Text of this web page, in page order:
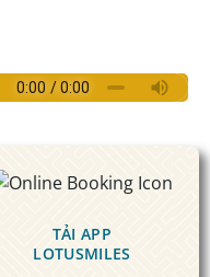
TẢI APP
LOTUSMILES